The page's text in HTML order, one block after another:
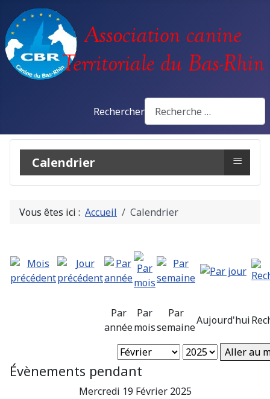
Rechercher
Calendrier ≡
Vous êtes ici : Accueil Calendrier
Par
année
Par
mois
Par
semaine
Aujourd'hui
Aller au
Évènements pendant
Mercredi 19 Février 2025